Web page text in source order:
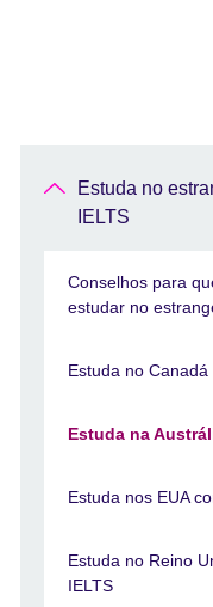
Estuda no
IELTS
Conselhos para
estudar no
Estuda no
Estuda na
Estuda nos EUA
Estuda no Reino
IELTS